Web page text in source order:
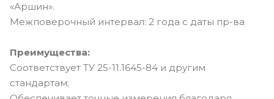
«Аршин».
Межповерочный интервал: 2 года с даты пр-ва
Преимущества:
Соответствует ТУ 25-11.1645-84 и другим
стандартам;